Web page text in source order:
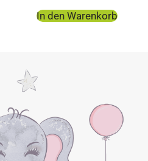
In den Warenkorb